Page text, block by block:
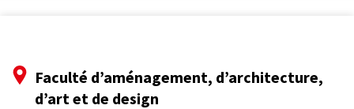
Faculté d’aménagement, d’architecture,
d’art et de design